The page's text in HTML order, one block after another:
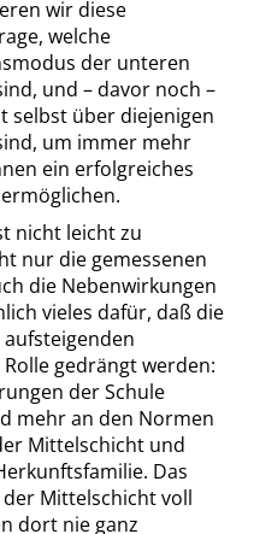
wir diese
welche
der unteren
und – davor noch –
selbst über diejenigen
um immer mehr
ein erfolgreiches
nicht leicht zu
nur die gemessenen
die Nebenwirkungen
vieles dafür, daß die
gedrängt werden:
der Schule
mehr an den Normen
Mittelschicht und
Das
Mittelschicht voll
dort nie ganz